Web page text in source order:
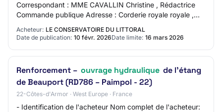
Correspondant : MME CAVALLIN Christine , Rédactrice
Commande publique Adresse : Corderie royale royale ,
Acheteur: LE CONSERVATOIRE DU LITTORAL
Date de publication: 10 févr. 2026Date limite: 16 mars 2026
Renforcement – ouvrage hydraulique de l’étang
de Beauport (RD786 – Paimpol - 22)
22-Côtes-d'Armor · West Europe · France
- Identification de l'acheteur Nom complet de l'acheteur: